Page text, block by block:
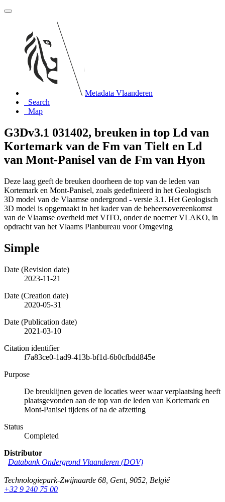
Metadata Vlaanderen
Search
Map
G3Dv3.1 031402, breuken in top Ld van
Kortemark van de Fm van Tielt en Ld
van Mont-Panisel van de Fm van Hyon
Deze laag geeft de breuken doorheen de top van de leden van
Kortemark en Mont-Panisel, zoals gedefinieerd in het Geologisch
3D model van de Vlaamse ondergrond - versie 3.1. Het Geologisch
3D model is opgemaakt in het kader van de beheersovereenkomst
van de Vlaamse overheid met VITO, onder de noemer VLAKO, in
opdracht van het Vlaams Planbureau voor Omgeving
Simple
Date (Revision date)
2023-11-21
Date (Creation date)
2020-05-31
Date (Publication date)
2021-03-10
Citation identifier
f7a83ce0-1ad9-413b-bf1d-6b0cfbdd845e
Purpose
De breuklijnen geven de locaties weer waar verplaatsing heeft
plaatsgevonden aan de top van de leden van Kortemark en
Mont-Panisel tijdens of na de afzetting
Status
Completed
Distributor
Databank Ondergrond Vlaanderen (DOV)
Technologiepark-Zwijnaarde 68 Gent, 9052 België
+32 9 240 75 00